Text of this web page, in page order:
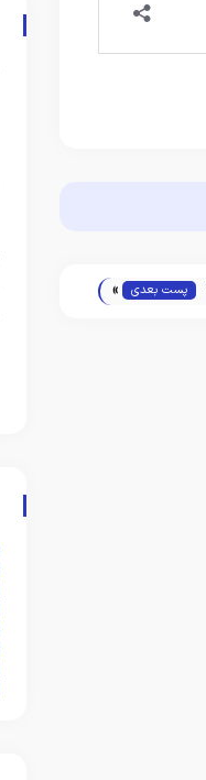
پست بعدی »